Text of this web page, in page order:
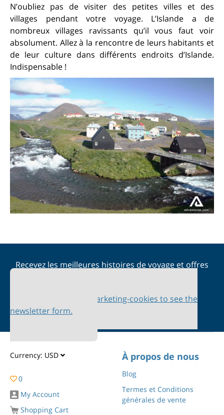
N’oubliez pas de visiter des petites villes et des
villages pendant votre voyage. L’Islande a de
nombreux villages ravissants qu’il vous faut voir
absolument. Allez à la rencontre de leurs habitants et
de leur culture dans différents endroits d’Islande.
Indispensable !
Recevez les meilleures histoires de voyage et offres
Please accept marketing-cookies to see the
newsletter form.
Currency: USD
0
My Account
Shopping Cart
À propos de nous
Blog
Termes et Conditions
générales de vente